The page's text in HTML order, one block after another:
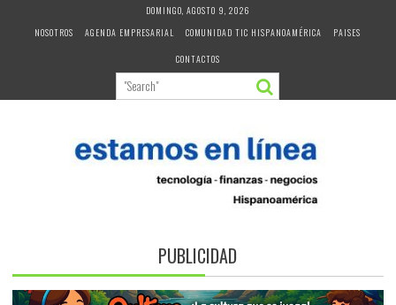
DOMINGO, AGOSTO 9, 2026
NOSOTROS
AGENDA EMPRESARIAL COMUNIDAD TIC HISPANOAMÉRICA
PAISES
CONTACTOS
PUBLICIDAD